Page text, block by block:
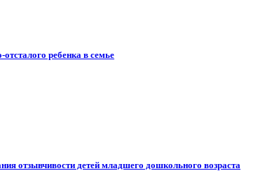
ребенка в семье
отзывчивости детей младшего дошкольного возраста